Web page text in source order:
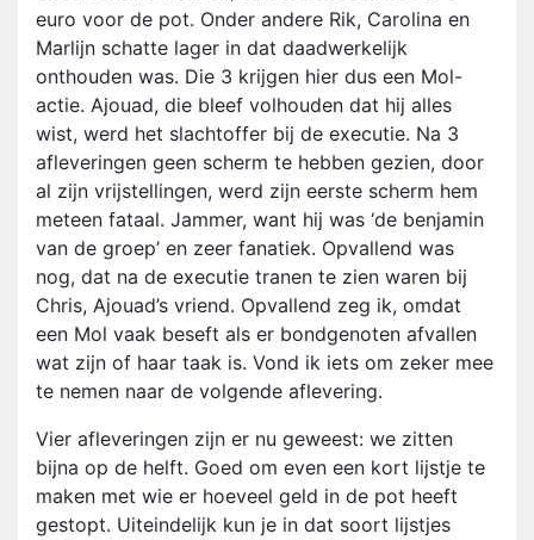
euro voor de pot. Onder andere Rik, Carolina en
Marlijn schatte lager in dat daadwerkelijk
onthouden was. Die 3 krijgen hier dus een Mol-
actie. Ajouad, die bleef volhouden dat hij alles
wist, werd het slachtoffer bij de executie. Na 3
afleveringen geen scherm te hebben gezien, door
al zijn vrijstellingen, werd zijn eerste scherm hem
meteen fataal. Jammer, want hij was ‘de benjamin
van de groep’ en zeer fanatiek. Opvallend was
nog, dat na de executie tranen te zien waren bij
Chris, Ajouad’s vriend. Opvallend zeg ik, omdat
een Mol vaak beseft als er bondgenoten afvallen
wat zijn of haar taak is. Vond ik iets om zeker mee
te nemen naar de volgende aflevering.
Vier afleveringen zijn er nu geweest: we zitten
bijna op de helft. Goed om even een kort lijstje te
maken met wie er hoeveel geld in de pot heeft
gestopt. Uiteindelijk kun je in dat soort lijstjes